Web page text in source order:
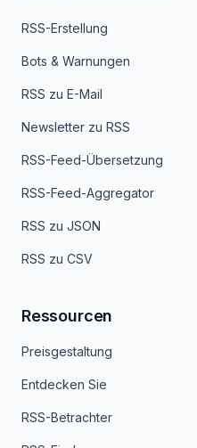
RSS-Erstellung
Bots & Warnungen
RSS zu E-Mail
Newsletter zu RSS
RSS-Feed-Übersetzung
RSS-Feed-Aggregator
RSS zu JSON
RSS zu CSV
Ressourcen
Preisgestaltung
Entdecken Sie
RSS-Betrachter